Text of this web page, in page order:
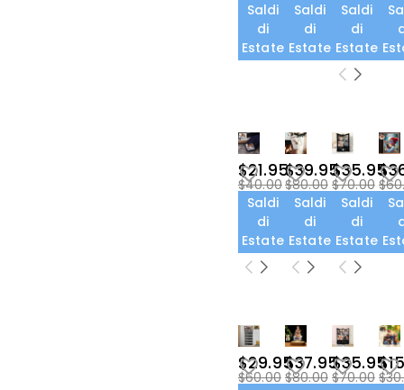
Saldi
di
Estate
Saldi
di
Estate
Saldi
di
Estate
$21.95
$40.00
Saldi
di
Estate
$39.95
$80.00
Saldi
di
Estate
$35.95
$70.00
Saldi
di
Estate
$29.95
$60.00
$37.95
$80.00
$35.95
$70.00